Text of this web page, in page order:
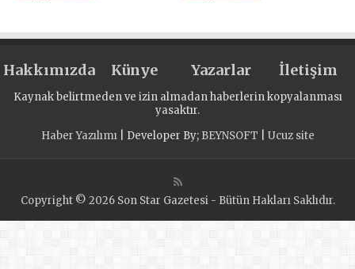
Вечный огонь
Галич
Костромской
Вечный огонь
Романово
Калининградской
области
Hakkımızda Künye Yazarlar İletişim
Kaynak belirtmeden ve izin almadan haberlerin kopyalanması
yasaktır.
Haber Yazılımı| Developer By; BEYNSOFT Ucuz site
Copyright © 2026 Son Star Gazetesi - Bütün Hakları Saklıdır.